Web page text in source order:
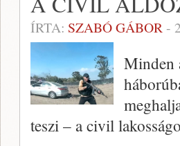
ÍRTA: SZABÓ GÁBOR-
Minden
teszi – a civil